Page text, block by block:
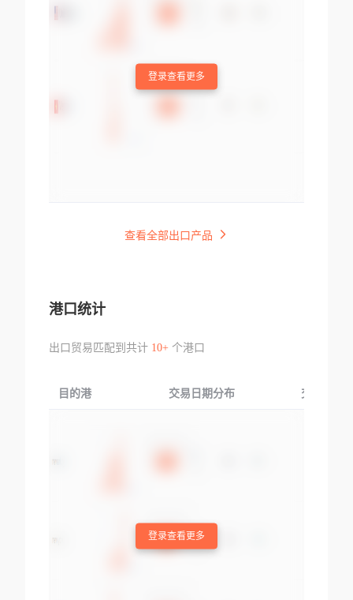
登录查看更多
查看全部出口产品
港口统计
出口贸易匹配到共计 10+个港口
目的港 交易日期分布 交易产品
登录查看更多